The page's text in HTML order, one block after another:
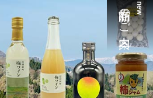
new
新商品のご案内